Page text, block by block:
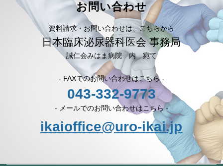
お問い合わせ
資料請求・お問い合わせは、こちらから
日本臨床泌尿器科医会 事務局
誠仁会みはま病院 内 宛て
- FAXでのお問い合わせはこちら -
043-332-9773
- メールでのお問い合わせはこちら -
ikaioffice@uro-ikai.jp